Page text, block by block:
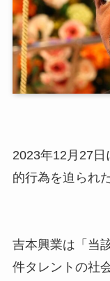
2023年12月27
的行為を迫られ
吉本興業は「当
件タレントの社